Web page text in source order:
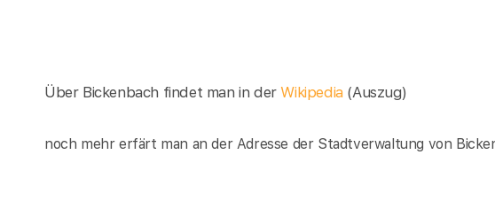
Über Bickenbach findet man in derWikipedia (Auszug)
noch mehr erfärt man an der Adresse der Stadtverwaltung von